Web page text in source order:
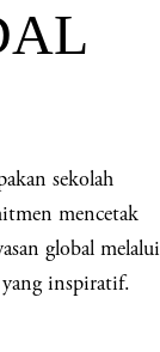
sekolah
mencetak
global melalui
inspiratif.